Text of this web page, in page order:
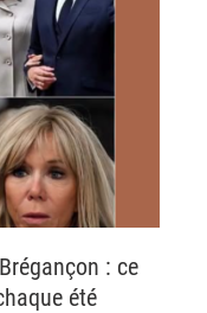
: ce
été